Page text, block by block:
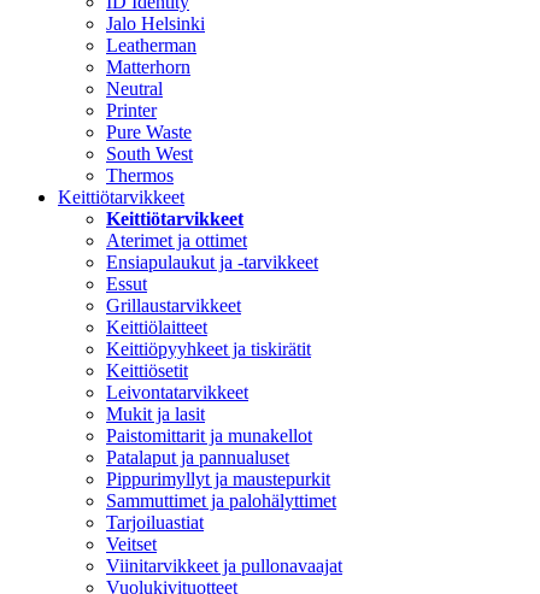
Jalo Helsinki
Leatherman
Matterhorn
Neutral
Printer
Pure Waste
South West
Thermos
Keittiötarvikkeet
Keittiötarvikkeet
Aterimet ja ottimet
Ensiapulaukut ja -tarvikkeet
Essut
Grillaustarvikkeet
Keittiölaitteet
Keittiöpyyhkeet ja tiskirätit
Keittiösetit
Leivontatarvikkeet
Mukit ja lasit
Paistomittarit ja munakellot
Patalaput ja pannualuset
Pippurimyllyt ja maustepurkit
Sammuttimet ja palohälyttimet
Tarjoiluastiat
Veitset
Viinitarvikkeet ja pullonavaajat
Vuolukivituotteet